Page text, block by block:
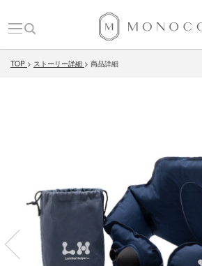
TOP ストーリー詳細 商品詳細